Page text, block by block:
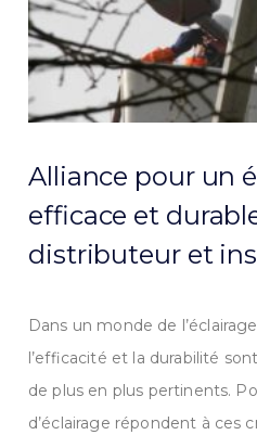
Alliance pour un
efficace et
distributeur et
Dans un monde de
l’efficacité et la durabilité
de plus en plus pertinents.
d’éclairage répondent à ces